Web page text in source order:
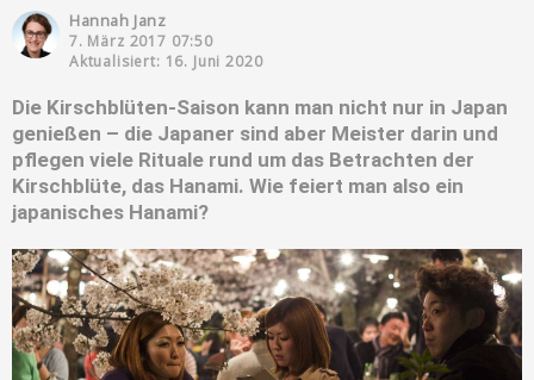
Hannah Janz
7. März 2017 07:50
Aktualisiert: 16. Juni 2020
Die Kirschblüten-Saison kann man nicht nur in Japan
genießen – die Japaner sind aber Meister darin und
pflegen viele Rituale rund um das Betrachten der
Kirschblüte, das Hanami. Wie feiert man also ein
japanisches Hanami?